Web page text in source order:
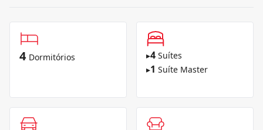
4 Dormitórios ▸4 Suítes
▸1 Suíte Master